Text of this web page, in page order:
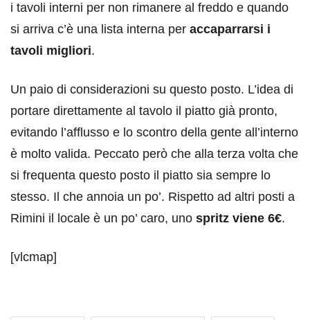
i tavoli interni per non rimanere al freddo e quando
si arriva c’è una lista interna per accaparrarsi i
tavoli migliori.
Un paio di considerazioni su questo posto. L’idea di
portare direttamente al tavolo il piatto già pronto,
evitando l’afflusso e lo scontro della gente all’interno
è molto valida. Peccato però che alla terza volta che
si frequenta questo posto il piatto sia sempre lo
stesso. Il che annoia un po’. Rispetto ad altri posti a
Rimini il locale è un po’ caro, uno spritz viene 6€.
[vlcmap]